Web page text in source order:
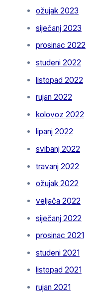
ožujak 2023
siječanj 2023
prosinac 2022
studeni 2022
listopad 2022
rujan 2022
kolovoz 2022
lipanj 2022
svibanj 2022
travanj 2022
ožujak 2022
veljača 2022
siječanj 2022
prosinac 2021
studeni 2021
listopad 2021
rujan 2021